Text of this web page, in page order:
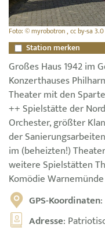
Foto: © myrobotron , cc by-sa 3.0
Station merken
Großes Haus 1942 im
Konzerthauses
Theater mit den
++ Spielstätte der
Orchester, größter
der
im (beheizten!)
weitere Spielstätten
Komödie
GPS-Koordinaten:
Adresse: